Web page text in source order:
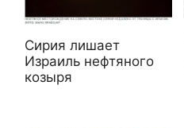
Сирия лишает
Израиль нефтяного
козыря